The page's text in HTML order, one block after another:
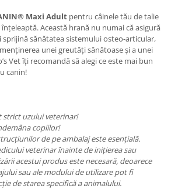
Maxi Adult pentru câinele tău de talie
Această hrană nu numai că asigură
sprijină sănătatea sistemului osteo-articular,
unei greutăți sănătoase și a unei
Vet îți recomandă să alegi ce este mai bun
canin!
strict uzului veterinar!
copiilor!
de pe ambalaj este esențială.
veterinar înainte de inițierea sau
acestui produs este necesară, deoarece
sau ale modului de utilizare pot fi
de starea specifică a animalului.